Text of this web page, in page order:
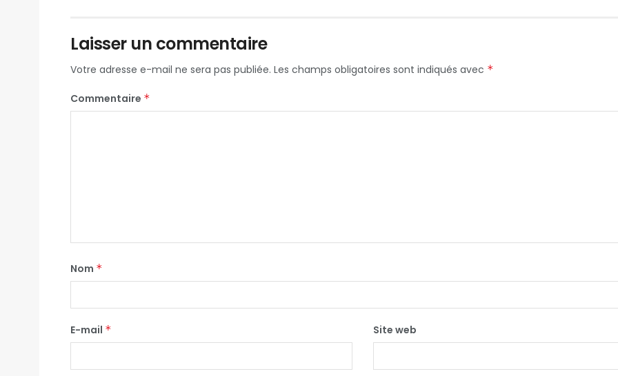
Laisser un commentaire
Votre adresse e-mail ne sera pas publiée. Les champs obligatoires sont indiqués avec *
Commentaire *
Nom *
E-mail * Site web